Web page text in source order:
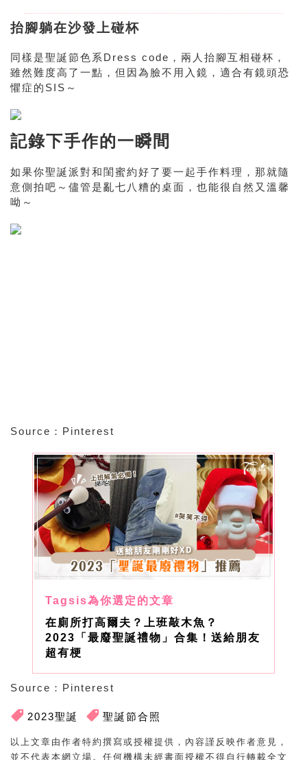
抬腳躺在沙發上碰杯
同樣是聖誕節色系Dress code，兩人抬腳互相碰杯，
雖然難度高了一點，但因為臉不用入鏡，適合有鏡頭恐
懼症的SIS～
記錄下手作的一瞬間
如果你聖誕派對和閨蜜約好了要一起手作料理，那就隨
意側拍吧～儘管是亂七八糟的桌面，也能很自然又溫馨
呦～
Source：Pinterest
在廁所打高爾夫？上班敲木魚？
2023「最廢聖誕禮物」合集！送給朋友
超有梗
Source：Pinterest
2023聖誕 聖誕節合照
以上文章由作者特約撰寫或授權提供，內容謹反映作者意見，
並不代表本網立場。任何機構未經書面授權不得自行轉載全文